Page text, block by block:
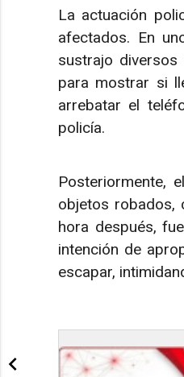
La actuación
afectados. En
sustrajo
para mostrar si
arrebatar el
policía.
Posteriormente,
objetos robados,
hora después,
intención de
escapar,